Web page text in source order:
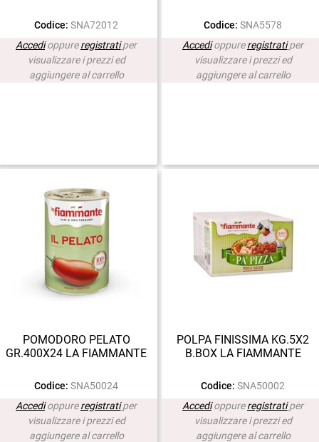
Codice: SNA72012
Accedioppureregistrati per
visualizzare i prezzi ed
aggiungere al carrello
Codice: SNA5578
Accedioppureregistrati per
visualizzare i prezzi ed
aggiungere al carrello
POMODORO PELATO
GR.400X24 LA FIAMMANTE
Codice: SNA50024
Accedioppureregistrati per
visualizzare i prezzi ed
aggiungere al carrello
POLPA FINISSIMA KG.5X2
B.BOX LA FIAMMANTE
Codice: SNA50002
Accedioppureregistrati per
visualizzare i prezzi ed
aggiungere al carrello